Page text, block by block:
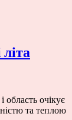
очікує
та теплою